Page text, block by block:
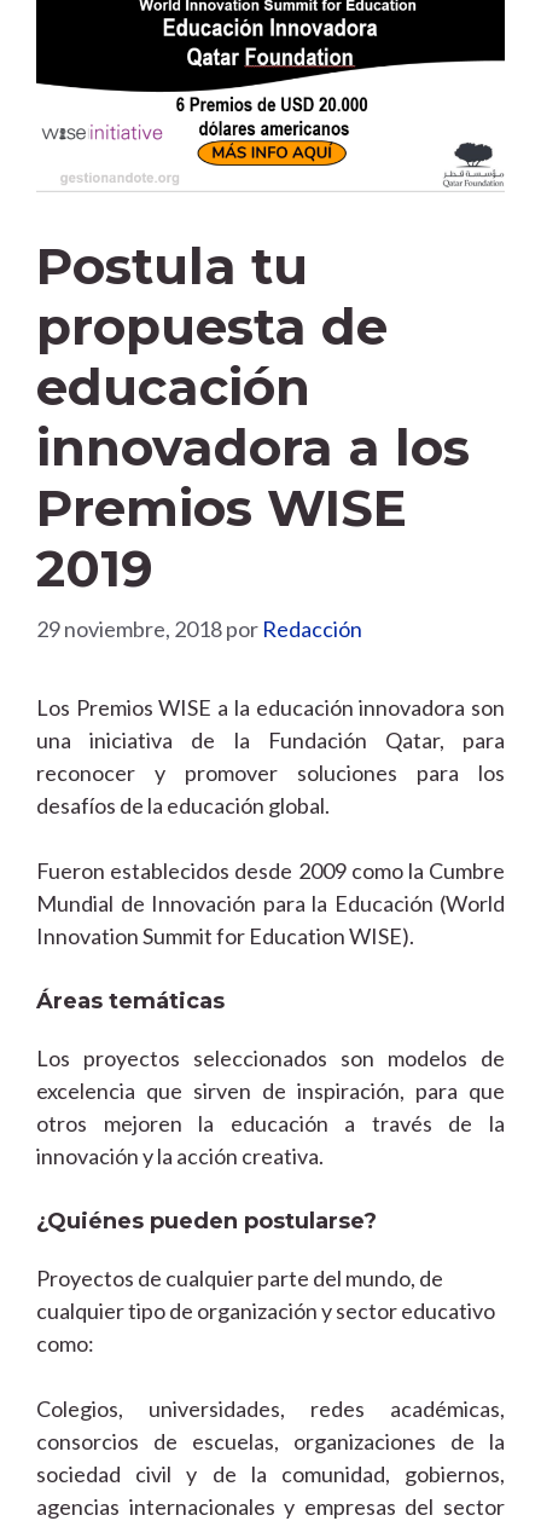
Postula tu
propuesta de
educación
innovadora a los
Premios WISE
2019
29 noviembre, 2018por Redacción
Los Premios WISE a la educación innovadora son
una iniciativa de la Fundación Qatar, para
reconocer y promover soluciones para los
desafíos de la educación global.
Fueron establecidos desde 2009 como la Cumbre
Mundial de Innovación para la Educación (World
Innovation Summit for Education WISE).
Áreas temáticas
Los proyectos seleccionados son modelos de
excelencia que sirven de inspiración, para que
otros mejoren la educación a través de la
innovación y la acción creativa.
¿Quiénes pueden postularse?
Proyectos de cualquier parte del mundo, de
cualquier tipo de organización y sector educativo
como:
Colegios, universidades, redes académicas,
consorcios de escuelas, organizaciones de la
sociedad civil y de la comunidad, gobiernos,
agencias internacionales y empresas del sector